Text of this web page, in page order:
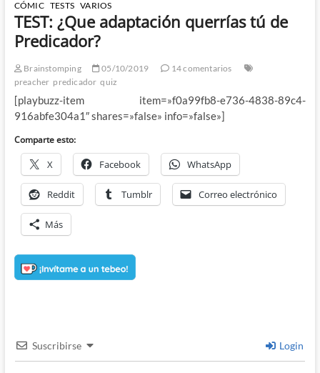
CÓMIC TESTS VARIOS
TEST: ¿Que adaptación querrías tú de
Predicador?
Brainstomping 05/10/2019
14 comentarios
preacher predicador quiz
[playbuzz-item item=»f0a99fb8-e736-4838-89c4-
916abfe304a1″ shares=»false» info=»false»]
Comparte esto:
X Facebook WhatsApp
Reddit Tumblr Correo electrónico
Más
Suscribirse Login